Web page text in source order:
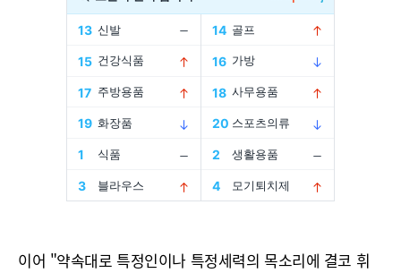
이어 "약속대로 특정인이나 특정세력의 목소리에 결코 휘